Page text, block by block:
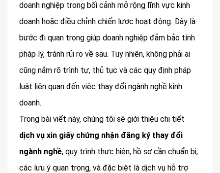
doanh nghiệp trong bối cảnh mở rộng lĩnh vực kinh
doanh hoặc điều chỉnh chiến lược hoạt động. Đây là
bước đi quan trọng giúp doanh nghiệp đảm bảo tính
pháp lý, tránh rủi ro về sau. Tuy nhiên, không phải ai
cũng nắm rõ trình tự, thủ tục và các quy định pháp
luật liên quan đến việc thay đổi ngành nghề kinh
doanh.
Trong bài viết này, chúng tôi sẽ giới thiệu chi tiết
dịch vụ xin giấy chứng nhận đăng ký thay đổi
ngành nghề, quy trình thực hiện, hồ sơ cần chuẩn bị,
các lưu ý quan trọng, và đặc biệt là dịch vụ hỗ trợ